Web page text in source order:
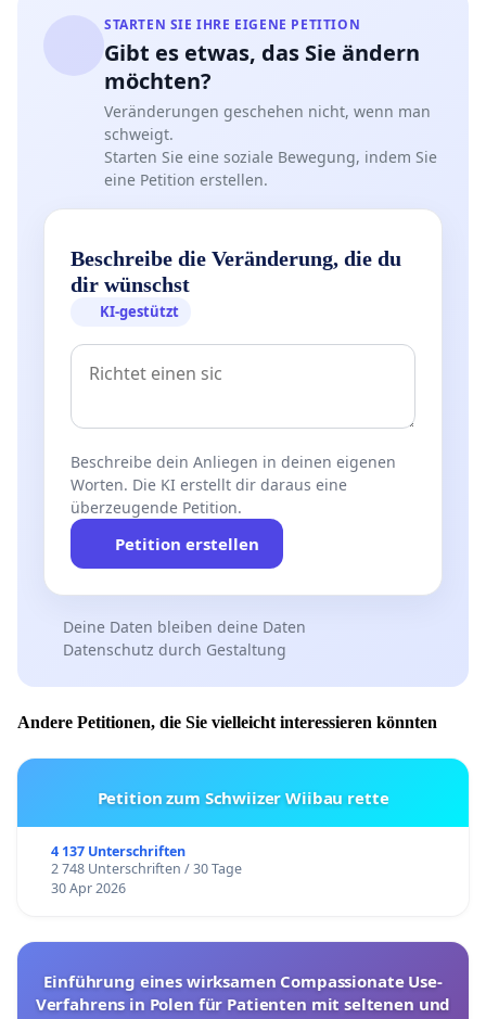
STARTEN SIE IHRE EIGENE PETITION
Gibt es etwas, das Sie ändern
möchten?
Veränderungen geschehen nicht, wenn man
schweigt.
Starten Sie eine soziale Bewegung, indem Sie
eine Petition erstellen.
Beschreibe die Veränderung, die du
dir wünschst
KI-gestützt
Beschreibe dein Anliegen in deinen eigenen
Worten. Die KI erstellt dir daraus eine
überzeugende Petition.
Petition erstellen
Deine Daten bleiben deine Daten
Datenschutz durch Gestaltung
Andere Petitionen, die Sie vielleicht interessieren könnten
Petition zum Schwiizer Wiibau rette
4 137 Unterschriften
2 748 Unterschriften / 30 Tage
30 Apr 2026
Einführung eines wirksamen Compassionate Use-
Verfahrens in Polen für Patienten mit seltenen und